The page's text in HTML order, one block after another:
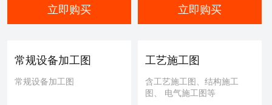
收报告、入河排污口论证报
可选服务： 专家评审
服务内容：报告书、报告表
立即购买 立即购买
常规设备加工图
常规设备加工图
工艺施工图
含工艺施工图、结构施工
图、 电气施工图等